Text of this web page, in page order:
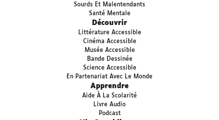
Sourds Et Malentendants
Santé Mentale
Découvrir
Littérature Accessible
Cinéma Accessible
Musée Accessible
Bande Dessinée
Science Accessible
En Partenariat Avec Le Monde
Apprendre
Aide À La Scolarité
Livre Audio
Podcast